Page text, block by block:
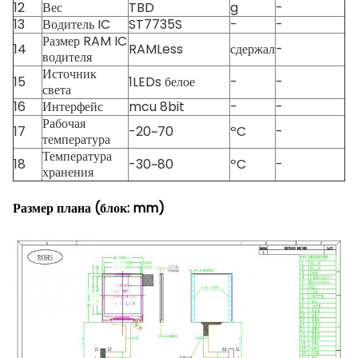
12 Вес TBD g
-
13
Водитель IC ST7735S -
-
14
Размер RAM IC
водителя
RAMLess сдержал-
15
Источник
света
1LEDs белое -
-
16
Интерфейс mcu 8bit -
-
17
Рабочая
температура
-20~70 ºC
-
18
Температура
хранения
-30~80 ºC -
Размер плана (блок: mm)